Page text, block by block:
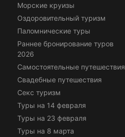
Морские круизы
Оздоровительный туризм
Паломнические туры
Раннее бронирование туров
2026
Самостоятельные путешествия
Свадебные путешествия
Секс туризм
Туры на 14 февраля
Туры на 23 февраля
Туры на 8 марта